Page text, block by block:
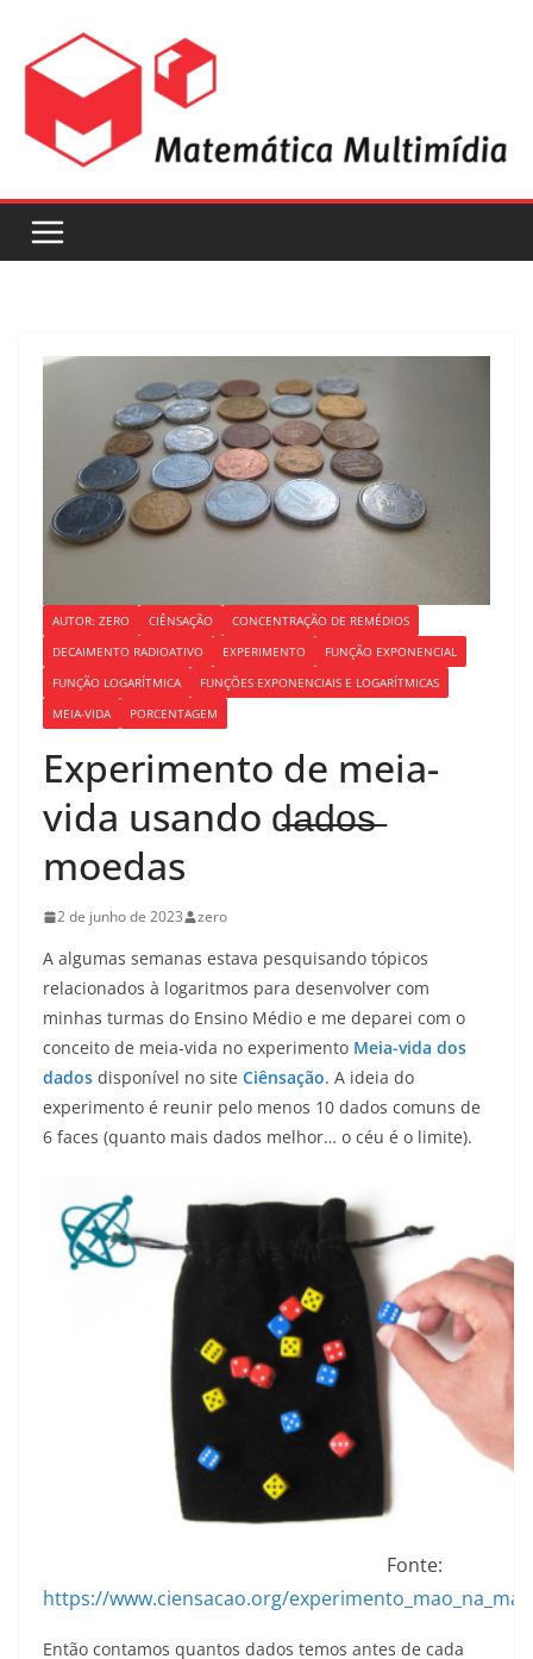
AUTOR: ZERO CIÊNSAÇÃO
CONCENTRAÇÃO DE REMÉDIOS
DECAIMENTO RADIOATIVO
EXPERIMENTO
FUNÇÃO EXPONENCIAL
FUNÇÃO LOGARÍTMICA
FUNÇÕES EXPONENCIAIS E LOGARÍTMICAS
MEIA-VIDA
PORCENTAGEM
Experimento de meia-
vida usando d̶a̶d̶o̶s̶
moedas
2 de junho de 2023 zero
A algumas semanas estava pesquisando tópicos
relacionados à logaritmos para desenvolver com
minhas turmas do Ensino Médio e me deparei com o
conceito de meia-vida no experimento Meia-vida dos
dados disponível no site Ciênsação. A ideia do
experimento é reunir pelo menos 10 dados comuns de
6 faces (quanto mais dados melhor… o céu é o limite).
Fonte:
https://www.ciensacao.org/
Então contamos quantos dados temos antes de cada